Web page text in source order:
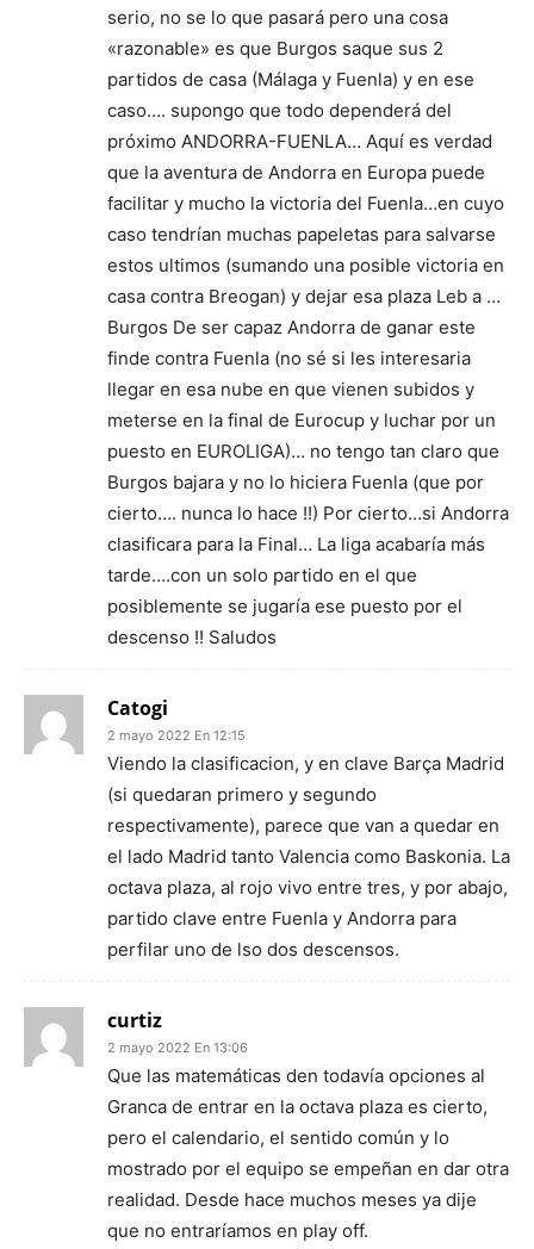
serio, no se lo que pasará pero una cosa
«razonable» es que Burgos saque sus 2
partidos de casa (Málaga y Fuenla) y en ese
caso…. supongo que todo dependerá del
próximo ANDORRA-FUENLA… Aquí es verdad
que la aventura de Andorra en Europa puede
facilitar y mucho la victoria del Fuenla…en cuyo
caso tendrían muchas papeletas para salvarse
estos ultimos (sumando una posible victoria en
casa contra Breogan) y dejar esa plaza Leb a …
Burgos De ser capaz Andorra de ganar este
finde contra Fuenla (no sé si les interesaria
llegar en esa nube en que vienen subidos y
meterse en la final de Eurocup y luchar por un
puesto en EUROLIGA)… no tengo tan claro que
Burgos bajara y no lo hiciera Fuenla (que por
cierto…. nunca lo hace !!) Por cierto…si Andorra
clasificara para la Final… La liga acabaría más
tarde….con un solo partido en el que
posiblemente se jugaría ese puesto por el
descenso !! Saludos
Catogi
2 mayo 2022 En 12:15
Viendo la clasificacion, y en clave Barça Madrid
(si quedaran primero y segundo
respectivamente), parece que van a quedar en
el lado Madrid tanto Valencia como Baskonia. La
octava plaza, al rojo vivo entre tres, y por abajo,
partido clave entre Fuenla y Andorra para
perfilar uno de lso dos descensos.
curtiz
2 mayo 2022 En 13:06
Que las matemáticas den todavía opciones al
Granca de entrar en la octava plaza es cierto,
pero el calendario, el sentido común y lo
mostrado por el equipo se empeñan en dar otra
realidad. Desde hace muchos meses ya dije
que no entraríamos en play off.